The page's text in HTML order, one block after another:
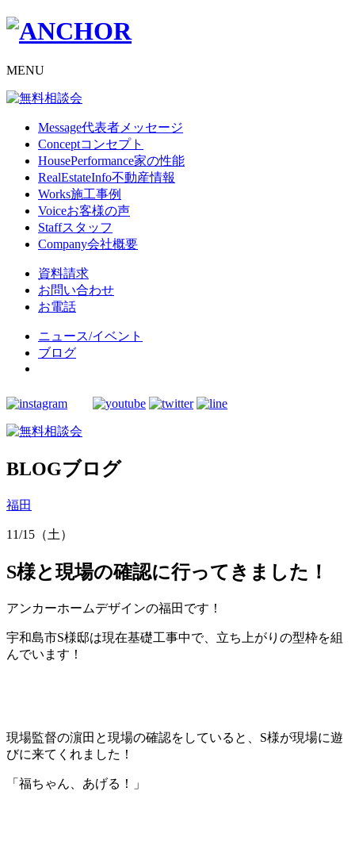
MENU
Message代表者メッセージ
Conceptコンセプト
HousePerformance家の性能
RealEstateInfo不動産情報
Works施工事例
Voiceお客様の声
Staffスタッフ
Company会社概要
資料請求
お問い合わせ
お電話
ニュース/イベント
ブログ
BLOGブログ
福田
11/15（土）
S様と現場の確認に行ってきました！
アンカーホームデザインの福田です！
宇和島市S様邸は現在基礎工事中で、立ち上がりの型枠を組
んでいます！
現場監督の濵田と現場の確認をしていると、S様が現場に遊
びに来てくれました！
「福ちゃん、あげる！」